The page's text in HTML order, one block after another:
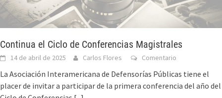
Continua el Ciclo de Conferencias Magistrales
14 de abril de 2025 Carlos Flores Comentario
La Asociación Interamericana de Defensorías Públicas tiene el
placer de invitar a participar de la primera conferencia del año del